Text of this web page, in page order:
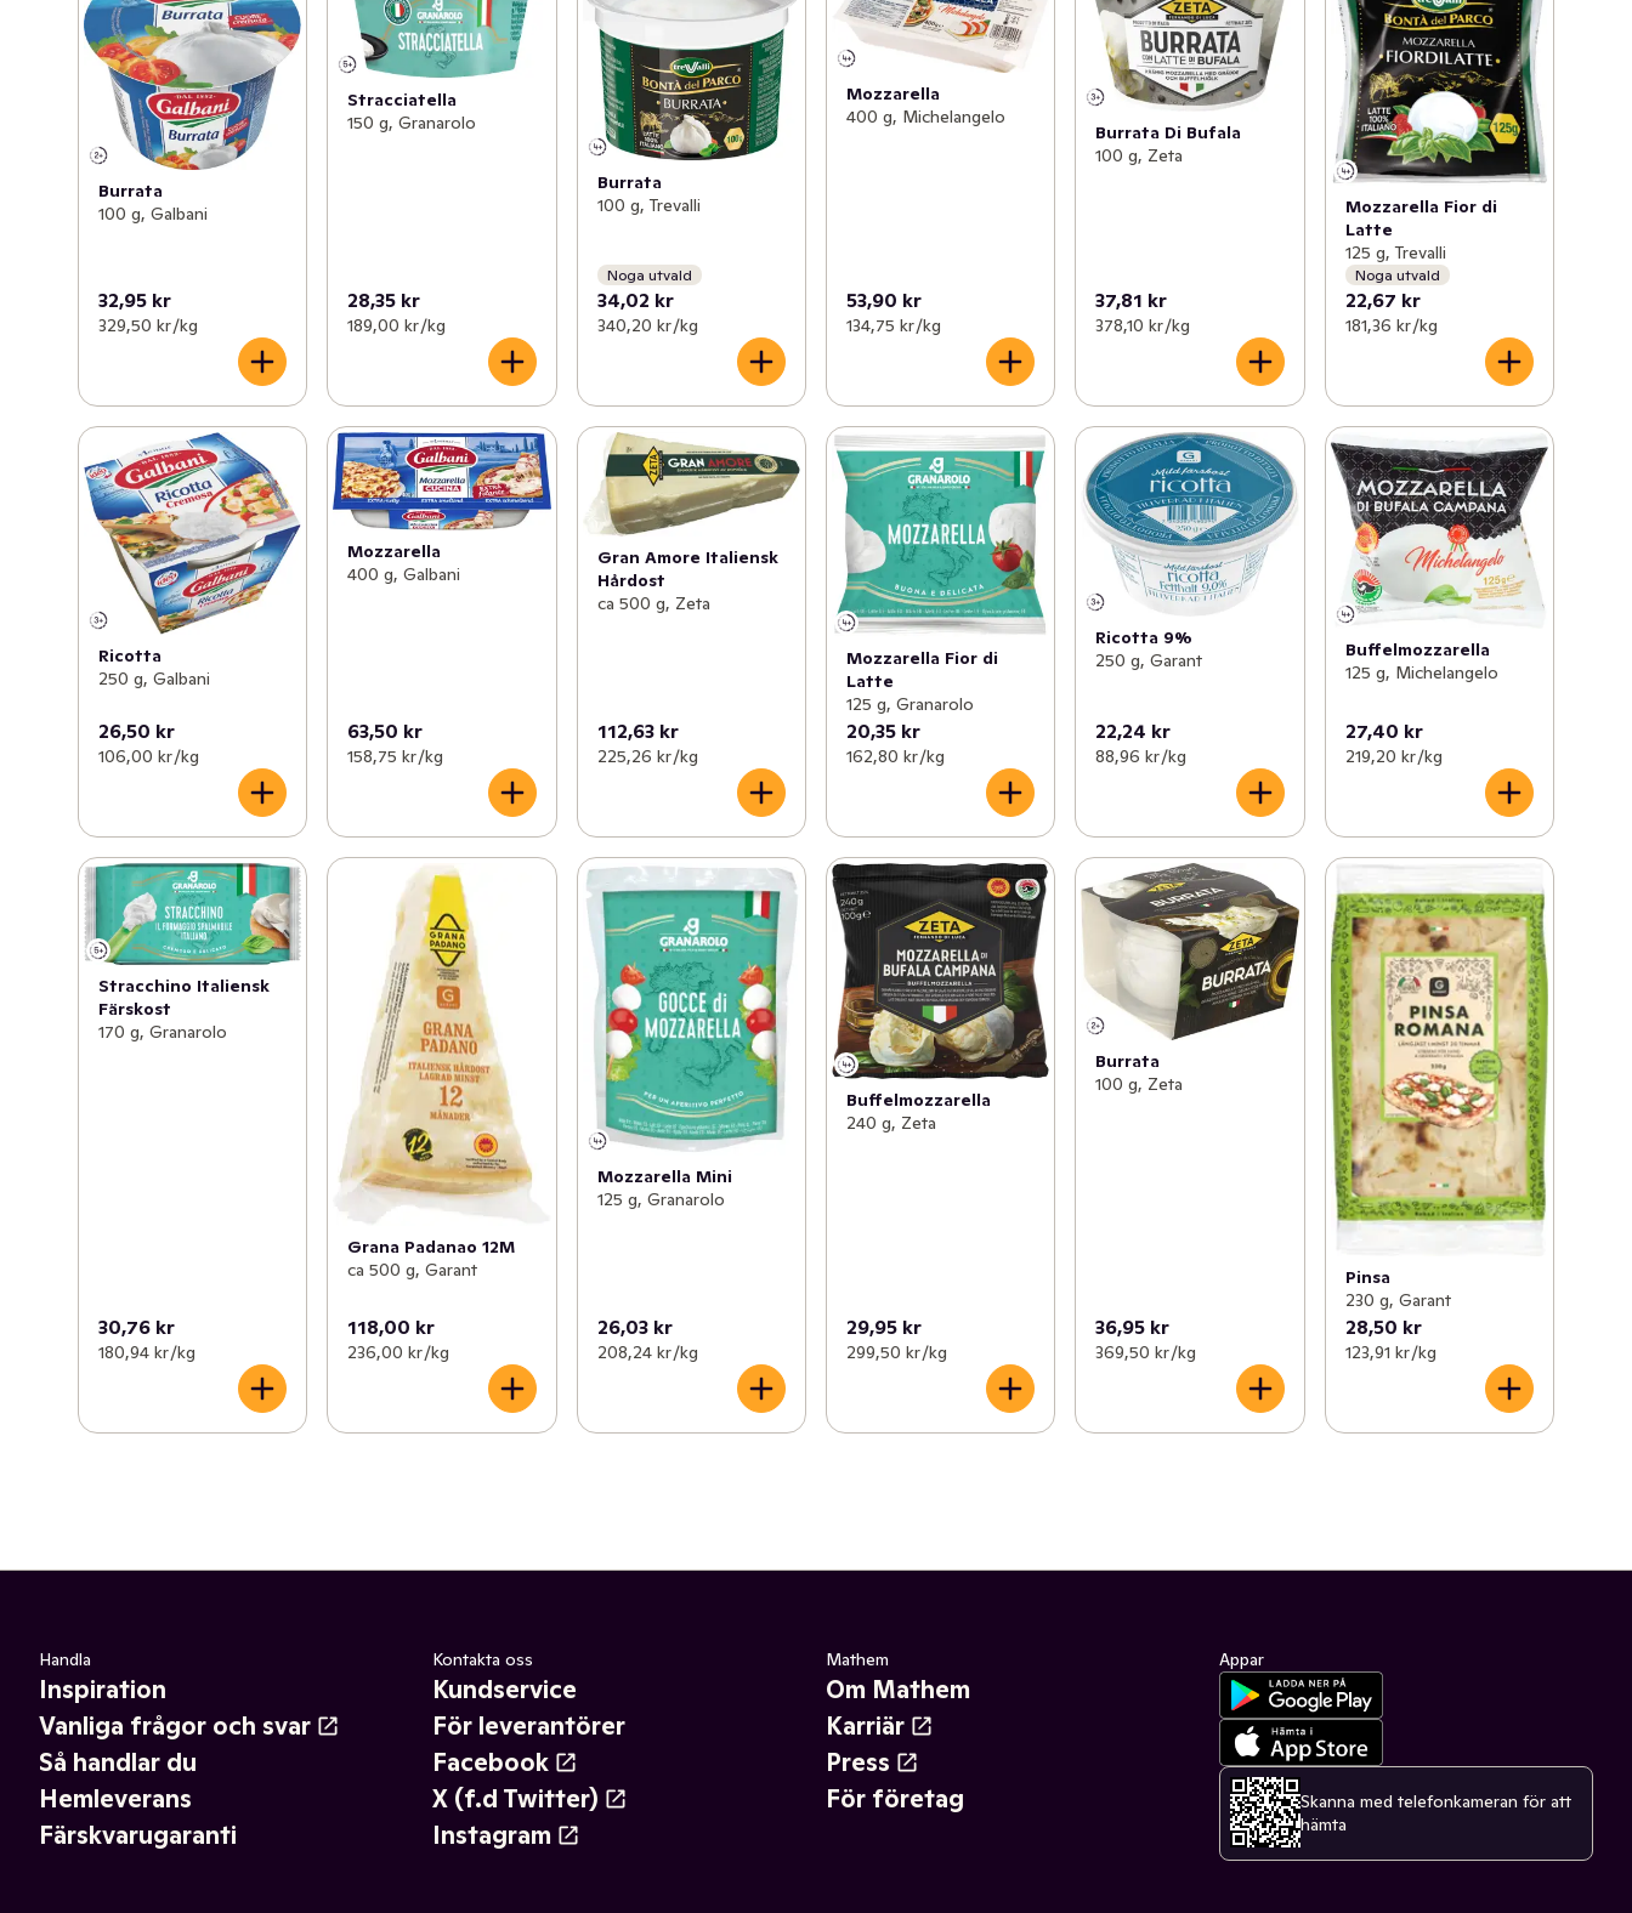
Burrata
100 g, Galbani
32,95 kr
329,50 kr /kg
Stracciatella
150 g, Granarolo
28,35 kr
189,00 kr /kg
Burrata
100 g, Trevalli
Noga utvald
34,02 kr
340,20 kr /kg
Mozzarella
400 g, Michelangelo
53,90 kr
134,75 kr /kg
Burrata Di Bufala
100 g, Zeta
37,81 kr
378,10 kr /kg
Mozzarella Fior di
Latte
125 g, Trevalli
Noga utvald
22,67 kr
181,36 kr /kg
Ricotta
250 g, Galbani
26,50 kr
106,00 kr /kg
Mozzarella
400 g, Galbani
63,50 kr
158,75 kr /kg
Gran Amore Italiensk
Hårdost
ca 500 g, Zeta
112,63 kr
225,26 kr /kg
Mozzarella Fior di
Latte
125 g, Granarolo
20,35 kr
162,80 kr /kg
Ricotta 9%
250 g, Garant
22,24 kr
88,96 kr /kg
Buffelmozzarella
125 g, Michelangelo
27,40 kr
219,20 kr /kg
Stracchino Italiensk
Färskost
170 g, Granarolo
30,76 kr
180,94 kr /kg
Grana Padanao 12M
ca 500 g, Garant
118,00 kr
236,00 kr /kg
Mozzarella Mini
125 g, Granarolo
26,03 kr
208,24 kr /kg
Buffelmozzarella
240 g, Zeta
29,95 kr
299,50 kr /kg
Burrata
100 g, Zeta
36,95 kr
369,50 kr /kg
Pinsa
230 g, Garant
28,50 kr
123,91 kr /kg
Handla
Inspiration
Vanliga frågor och svar
Så handlar du
Hemleverans
Färskvarugaranti
Kontakta oss
Kundservice
För leverantörer
Facebook
X (f.d Twitter)
Instagram
Mathem
Om Mathem
Karriär
Press
För företag
Appar
Skanna med telefonkameran för att
hämta